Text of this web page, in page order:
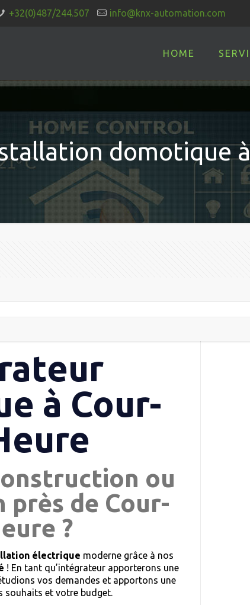
+32(0)487/244.507 info@knx-automation.com
HOME
domotique
à Cour-
ou
de Cour-
?
électrique moderne grâce à nos
! En tant qu’intégrateur apporterons une
vos demandes et apportons une
souhaits et votre budget.